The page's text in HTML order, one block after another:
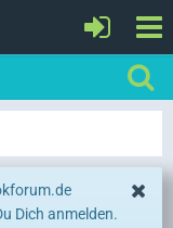
Dich anmelden.